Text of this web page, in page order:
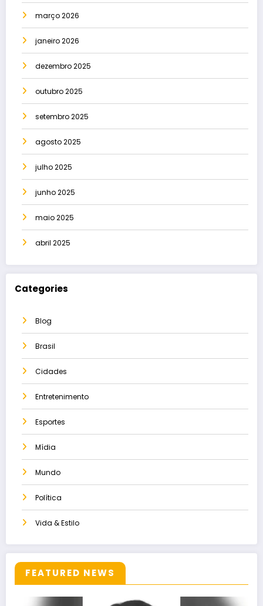
março 2026
janeiro 2026
dezembro 2025
outubro 2025
setembro 2025
agosto 2025
julho 2025
junho 2025
maio 2025
abril 2025
Categories
Blog
Brasil
Cidades
Entretenimento
Esportes
Mídia
Mundo
Política
Vida & Estilo
FEATURED NEWS